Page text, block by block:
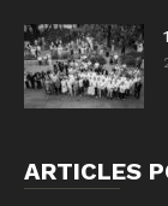
ARTICLES